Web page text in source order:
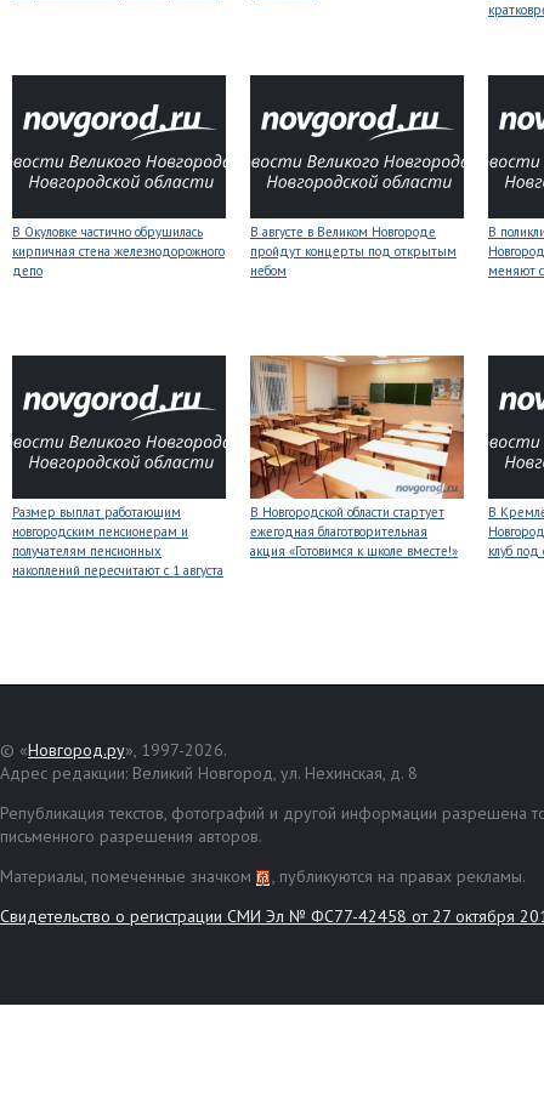
В Окуловке частично обрушилась
кирпичная стена железнодорожного
депо
В августе в Великом Новгороде
пройдут концерты под открытым
небом
В
меняют
Размер выплат работающим
новгородским пенсионерам и
получателям пенсионных
накоплений пересчитают с 1 августа
В Новгородской области стартует
ежегодная благотворительная
акция «Готовимся к школе вместе!»
В
клуб
© «Новгород.ру», 1997-2026.
Адрес редакции: Великий Новгород, ул. Нехинская, д. 8
Републикация текстов, фотографий и другой информации разрешена
письменного разрешения авторов.
Материалы, помеченные значком
, публикуются на правах рекламы.
Свидетельство о регистрации СМИ Эл № ФС77-42458 от 27 октября